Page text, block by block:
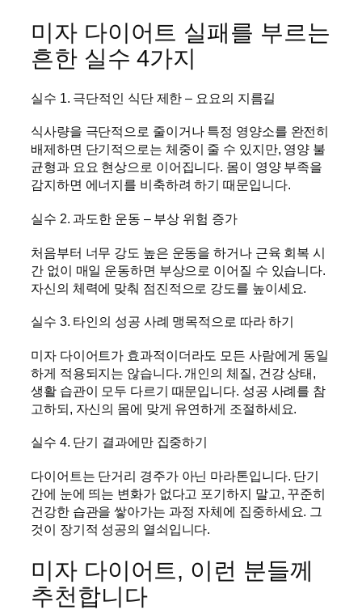
미자 다이어트 실패를 부르는
흔한 실수 4가지
실수 1. 극단적인 식단 제한 – 요요의 지름길
식사량을 극단적으로 줄이거나 특정 영양소를 완전히
배제하면 단기적으로는 체중이 줄 수 있지만, 영양 불
균형과 요요 현상으로 이어집니다. 몸이 영양 부족을
감지하면 에너지를 비축하려 하기 때문입니다.
실수 2. 과도한 운동 – 부상 위험 증가
처음부터 너무 강도 높은 운동을 하거나 근육 회복 시
간 없이 매일 운동하면 부상으로 이어질 수 있습니다.
자신의 체력에 맞춰 점진적으로 강도를 높이세요.
실수 3. 타인의 성공 사례 맹목적으로 따라 하기
미자 다이어트가 효과적이더라도 모든 사람에게 동일
하게 적용되지는 않습니다. 개인의 체질, 건강 상태,
생활 습관이 모두 다르기 때문입니다. 성공 사례를 참
고하되, 자신의 몸에 맞게 유연하게 조절하세요.
실수 4. 단기 결과에만 집중하기
다이어트는 단거리 경주가 아닌 마라톤입니다. 단기
간에 눈에 띄는 변화가 없다고 포기하지 말고, 꾸준히
건강한 습관을 쌓아가는 과정 자체에 집중하세요. 그
것이 장기적 성공의 열쇠입니다.
미자 다이어트, 이런 분들께
추천합니다